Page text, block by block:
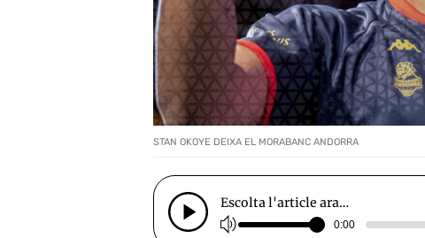
STAN OKOYE DEIXA EL MORABANC ANDORRA
Escolta l'article ara…
0:00